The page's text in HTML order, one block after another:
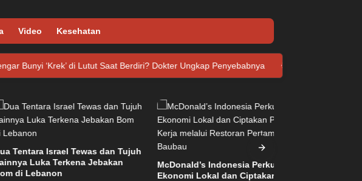
Video Kesehatan
di Lutut Saat Berdiri? Dokter Ungkap Penyebabnya Dua Tentara Israel Tewas
Israel Tewas dan Tujuh
Terkena Jebakan
McDonald’s Indonesia Perkuat
Ekonomi Lokal dan Ciptakan